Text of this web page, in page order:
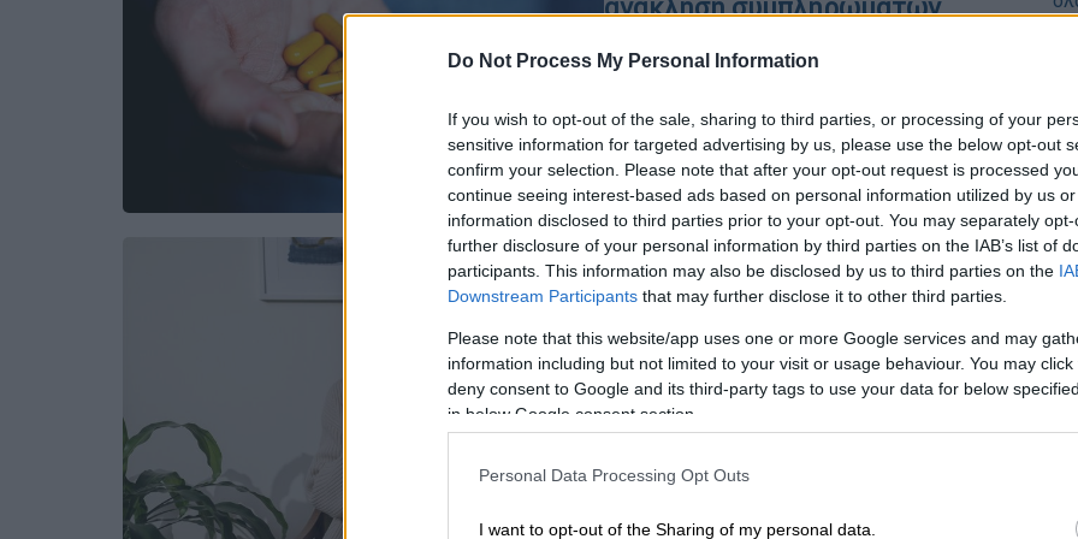
Do Not Process My Personal Information
If you wish to opt-out of the sale, sharing to third parties, or processing of your
sensitive information for targeted advertising by us, please use the below opt-out
confirm your selection. Please note that after your opt-out request is processed
continue seeing interest-based ads based on personal information utilized by us
information disclosed to third parties prior to your opt-out. You may separately
further disclosure of your personal information by third parties on the IAB’s list of
participants. This information may also be disclosed by us to third parties on the
Downstream Participants that may further disclose it to other third parties.
Please note that this website/app uses one or more Google services and may
information including but not limited to your visit or usage behaviour. You may
deny consent to Google and its third-party tags to use your data for below
in below Google consent section.
Personal Data Processing Opt Outs
I want to opt-out of the Sharing of my personal data.
ανάκληση συμπληρωμάτων
Οι καταναλωτές καλούνται να
επιστρέψουν τα συγκεκριμένα
προϊόντα, σύμφωνα με τις οδηγίες
της εταιρείας
Υγεία|09.07.2024 05:32
Οι αλλεργίες ευθύνονται για
180.000 θανάτους ετησίως - Τα
στοιχεία για την Ελλάδα
1 στους 3 μπορεί να εμφανίσει
αλλεργία μια φορά στη ζωή του